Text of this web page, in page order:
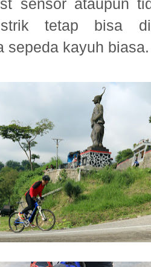
sensor ataupun
tetap bisa
sepeda kayuh biasa.